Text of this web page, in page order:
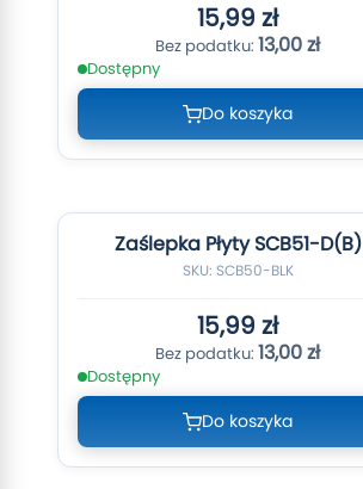
15,99 zł
13,00 zł
Dostępny
Do koszyka
Zaślepka Płyty SCB51-D(B)
SKU: SCB50-BLK
15,99 zł
13,00 zł
Dostępny
Do koszyka